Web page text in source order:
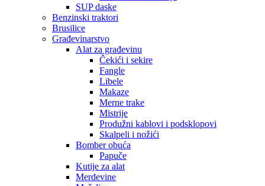
SUP daske
Benzinski traktori
Brusilice
Građevinarstvo
Alat za građevinu
Čekići i sekire
Fangle
Libele
Makaze
Merne trake
Mistrije
Produžni kablovi i podsklopovi
Skalpeli i nožići
Bomber obuća
Papuče
Kutije za alat
Merdevine